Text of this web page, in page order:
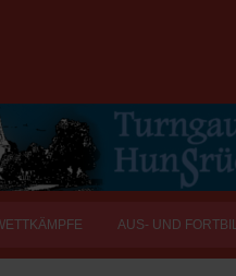
AUS- UND